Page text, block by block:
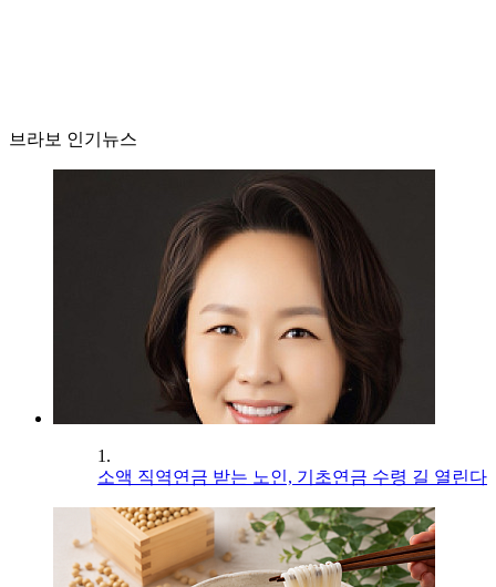
브라보 인기뉴스
1.
소액 직역연금 받는 노인, 기초연금 수령 길 열린다